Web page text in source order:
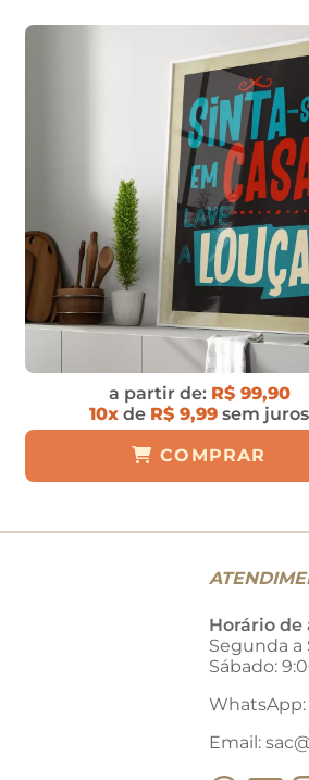
a partir de: R$ 99,90
10x de R$ 9,99 sem juros
COMPRAR
Horário
Segunda a
Sábado:
WhatsApp:
Email: